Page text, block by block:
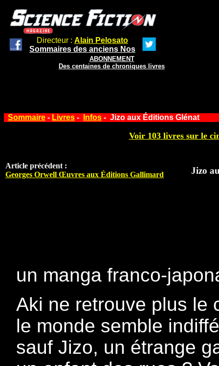
Directeur : Alain Pelosato
Sommaires des anciens Nos
ABONNEMENT
Des centaines de chroniques livres
Sommaire - Livres - Infos - Jizo aux Éditions Glénat
Voir 103 livres sur le
Article précédent :
Georges Orwell Œuvres aux Éditions Gallimard
Jizo
un manga franco-
Aki ne retrouve plus le
le monde semble
sauf Jizo, un étrange